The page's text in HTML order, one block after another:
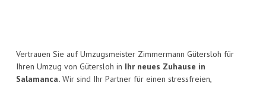
Vertrauen Sie auf Umzugsmeister Zimmermann Gütersloh für
Ihren Umzug von Gütersloh in Ihr neues Zuhause in
Salamanca. Wir sind Ihr Partner für einen stressfreien,